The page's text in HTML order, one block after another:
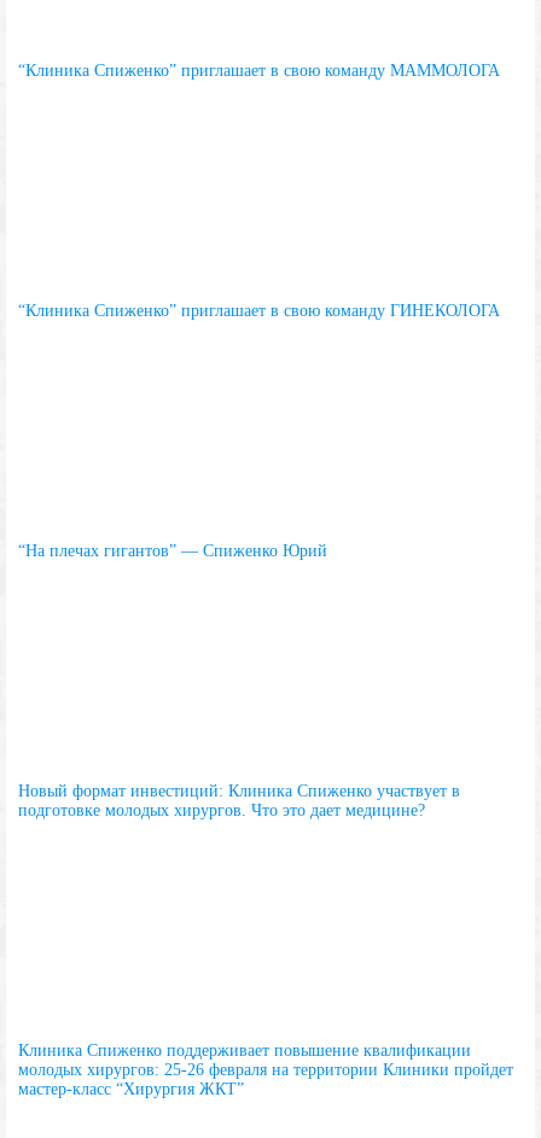
“Клиника Спиженко” приглашает в свою команду МАММОЛОГА
“Клиника Спиженко” приглашает в свою команду ГИНЕКОЛОГА
“На плечах гигантов” — Спиженко Юрий
Новый формат инвестиций: Клиника Спиженко участвует в
подготовке молодых хирургов. Что это дает медицине?
Клиника Спиженко поддерживает повышение квалификации
молодых хирургов: 25-26 февраля на территории Клиники пройдет
мастер-класс “Хирургия ЖКТ”